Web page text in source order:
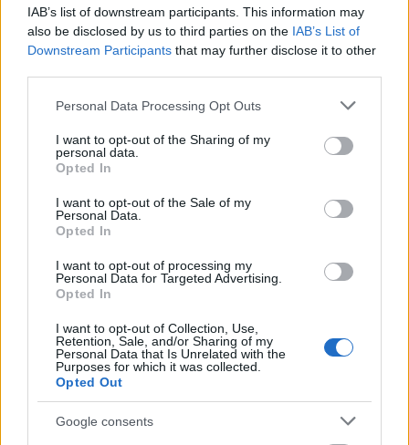
IAB’s list of downstream participants. This information may
also be disclosed by us to third parties on the IAB’s List of
Downstream Participants that may further disclose it to other
Please note that this website/app uses one or more Google
not limited to your visit or usage behaviour. You may click to
grant or deny consent to Google and its third-party tags to
use your data for below specified purposes in below Google
consent section.
Personal Data Processing Opt Outs
I want to opt-out of the Sharing of my
personal data.
Opted In
I want to opt-out of the Sale of my
Personal Data.
Opted In
I want to opt-out of processing my
Personal Data for Targeted Advertising.
Opted In
I want to opt-out of Collection, Use,
Retention, Sale, and/or Sharing of my
Personal Data that Is Unrelated with the
Purposes for which it was collected.
Opted Out
Google consents
vízpróba teljesítésével vesznek búcsút az
ifjúságtól, ekkor énekelnek utoljára az
előadásban, a fény diadalát ünneplő
kórusban már nem szólalnak meg.
szobája és nem a kietlen puszta az első
jelenet színhelye, Tamino innen indul
jelmezeket Benedek Mari tervezte.
1895-ben elsőrangú szereposztásban
mutatta be a Magyar Királyi Operaház,
Maleczkyné Ellinger Jozefa énekelte. Azóta
tizenháromszor újították föl, vagy tűzték új
szereplőkkel műsorra.
A tizennegyedik változat premierjén,